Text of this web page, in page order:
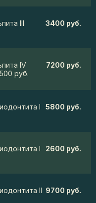
III
3400 руб.
IV
руб.
7200 руб.
I
5800 руб.
I
2600 руб.
II 9700 руб.